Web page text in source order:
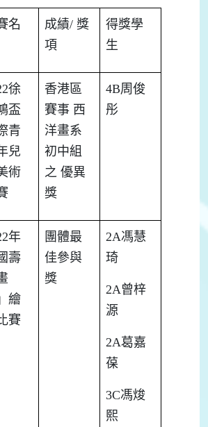
名
成績/ 獎
項
得獎學
生
徐
盃
青
兒
術
香港區
賽事 西
洋畫系
初中組
之 優異
獎
4B周俊
彤
年
壽
繪
賽
團體最
佳參與
獎
2A馮慧
琦
2A 曾梓
源
2A葛嘉
葆
3C馮焌
熙